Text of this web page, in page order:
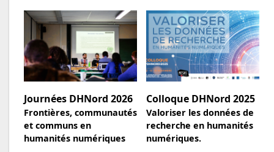
Journées DHNord 2026
Frontières, communautés
et communs en
humanités numériques
Colloque DHNord 2025
Valoriser les données de
recherche en humanités
numériques.